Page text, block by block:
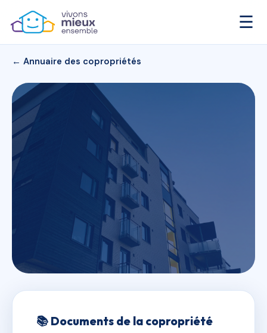
☰
← Annuaire des copropriétés
LE SCHWARBER
📚 Documents de la copropriété